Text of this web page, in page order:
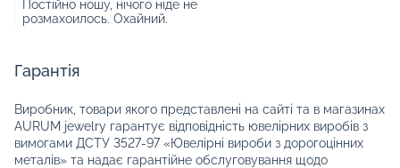
Постійно ношу, нічого ніде не
розмахоилось. Охайний.
Гарантія
Виробник, товари якого представлені на сайті та в магазинах
AURUM jewelry гарантує відповідність ювелірних виробів з
вимогами ДСТУ 3527-97 «Ювелірні вироби з дорогоцінних
металів» та надає гарантійне обслуговування щодо